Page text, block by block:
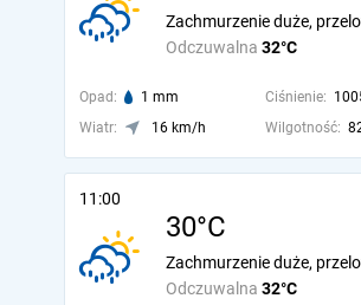
Odczuwalna 32°C
Zachmurzenie duże,
Opad: 1 mm Ciśnienie:
Wiatr:
16 km/h Wilgotność:
11:00
30°C
Odczuwalna 32°C
Zachmurzenie duże,